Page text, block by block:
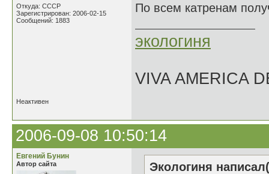
Откуда: СССР
Зарегистрирован: 2006-02-15
Сообщений: 1883
По всем катренам
экологиня
VIVA AMERICA
Неактивен
2006-09-08 10:50:14
Евгений Бунин
Автор сайта
Экологиня